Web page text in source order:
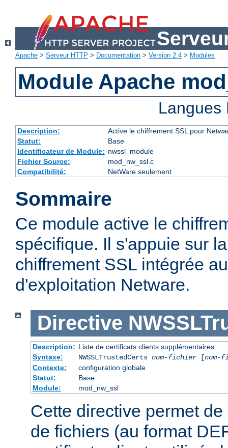
Apache > Serveur HTTP > Documentation > Version 2.4 > Modules
Module Apache
Description:
Active le chiffrement SSL pour
Statut:
Base
Identificateur de Module: nwssl_module
Fichier Source:
mod_nw_ssl.c
Compatibilité:
NetWare seulement
Sommaire
Ce module active le
spécifique. Il s'appuie sur
chiffrement SSL intégrée
d'exploitation Netware.
Directive
Description: Liste de certificats clients supplémentaires
Syntaxe:
NWSSLTrustedCerts nom-fichier[nom-
Contexte:
configuration globale
Statut:
Base
Module:
mod_nw_ssl
Cette directive permet
de fichiers (au format